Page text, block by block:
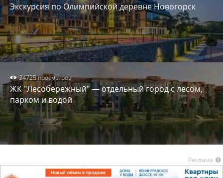
Экскурсия по Олимпийской деревне Новогорск
24725 просмотров
ЖК "Лесобережный" — отдельный город с лесом,
парком и водой
Реклама